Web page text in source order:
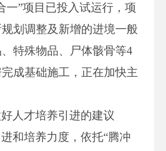
一”项目已投入试运行，项
划调整及新增的进境一般
特殊物品、尸体骸骨等4
成基础施工，正在加快主
人才培养引进的建议
和培养力度，依托“腾冲